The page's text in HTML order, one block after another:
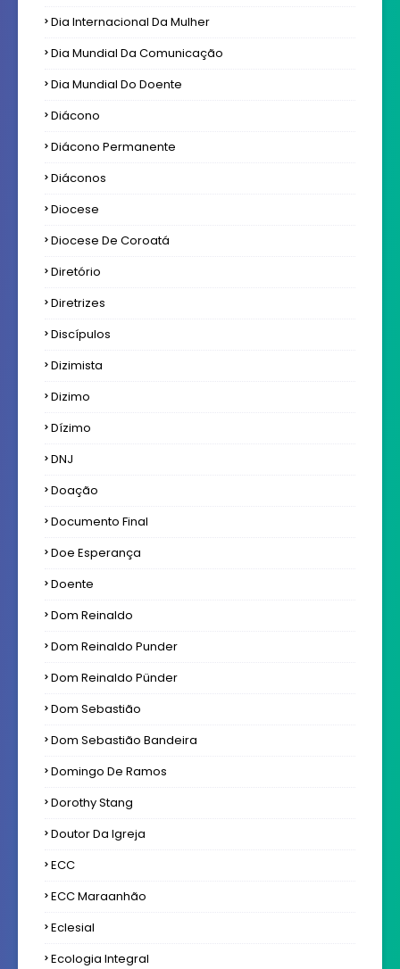
Dia Internacional Da Mulher
Dia Mundial Da Comunicação
Dia Mundial Do Doente
Diácono
Diácono Permanente
Diáconos
Diocese
Diocese De Coroatá
Diretório
Diretrizes
Discípulos
Dizimista
Dizimo
Dízimo
DNJ
Doação
Documento Final
Doe Esperança
Doente
Dom Reinaldo
Dom Reinaldo Punder
Dom Reinaldo Pünder
Dom Sebastião
Dom Sebastião Bandeira
Domingo De Ramos
Dorothy Stang
Doutor Da Igreja
ECC
ECC Maraanhão
Eclesial
Ecologia Integral